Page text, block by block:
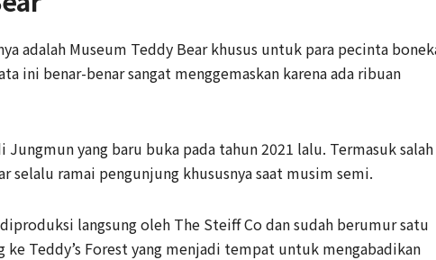
adalah Museum Teddy Bear khusus untuk para pecinta
ini benar-benar sangat menggemaskan karena ada ribuan
Jungmun yang baru buka pada tahun 2021 lalu. Termasuk salah
selalu ramai pengunjung khususnya saat musim semi.
langsung oleh The Steiff Co dan sudah berumur satu
ke Teddy’s Forest yang menjadi tempat untuk mengabadikan